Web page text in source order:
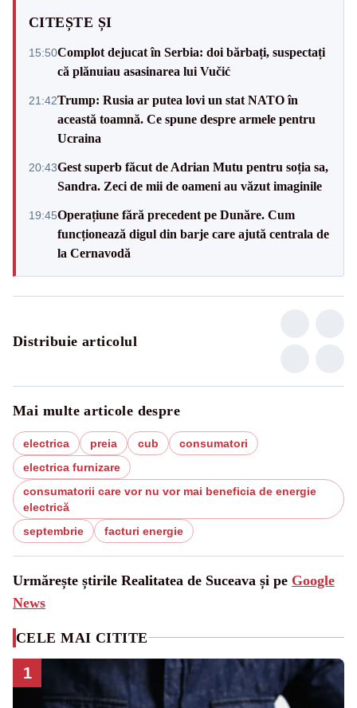
CITEȘTE ȘI
15:50Complot dejucat în Serbia: doi bărbați, suspectați
că plănuiau asasinarea lui Vučić
21:42Trump: Rusia ar putea lovi un stat NATO în
această toamnă. Ce spune despre armele pentru
Ucraina
20:43Gest superb făcut de Adrian Mutu pentru soția sa,
Sandra. Zeci de mii de oameni au văzut imaginile
19:45Operațiune fără precedent pe Dunăre. Cum
funcționează digul din barje care ajută centrala de
la Cernavodă
Distribuie articolul
Mai multe articole despre
electrica preia cub
consumatori
electrica furnizare
consumatorii care vor nu vor mai beneficia de energie
electrică
septembrie
facturi energie
Urmărește știrile Realitatea de Suceava și pe Google
News
CELE MAI CITITE
1